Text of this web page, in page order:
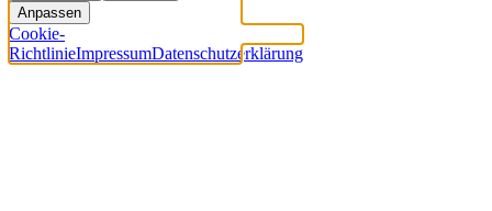
Anpassen
Cookie-
RichtlinieImpressumDatenschutzerklärung